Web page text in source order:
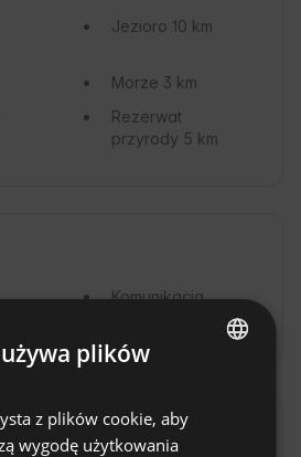
Jezioro 10 km
Morze 3 km
Rezerwat
przyrody 5 km
Komunikacją
SPANISH
plików
z plików cookie, aby
wygodę użytkowania